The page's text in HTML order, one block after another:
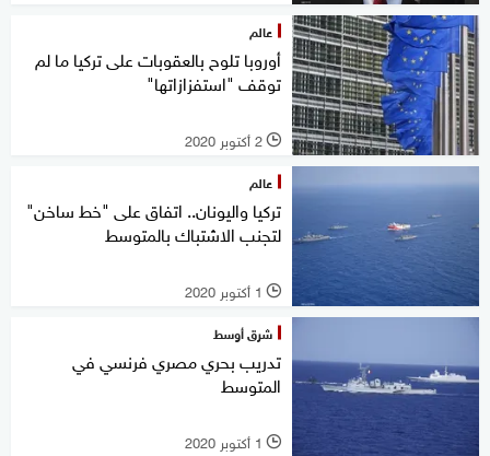
عالم
أوروبا تلوح بالعقوبات على تركيا ما لم
توقف "استفزازاتها"
l 2 أكتوبر 2020
عالم
تركيا واليونان.. اتفاق على "خط ساخن"
لتجنب الاشتباك بالمتوسط
l 1 أكتوبر 2020
شرق أوسط
تدريب بحري مصري فرنسي في
المتوسط
l 1 أكتوبر 2020